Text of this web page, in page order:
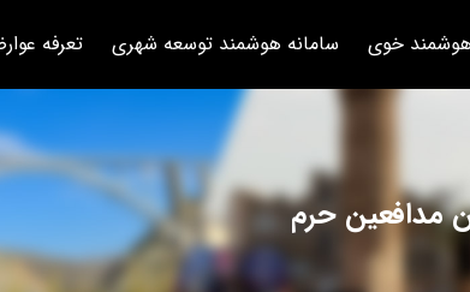
خوی سامانه هوشمند توسعه شهری تعرفه عوارض
مدافعین حرم